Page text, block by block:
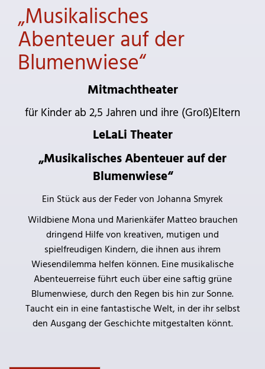
„Musikalisches
Abenteuer auf der
Blumenwiese“
Mitmachtheater
für Kinder ab 2,5 Jahren und ihre (Groß)Eltern
LeLaLi Theater
„Musikalisches Abenteuer auf der
Blumenwiese“
Ein Stück aus der Feder von Johanna Smyrek
Wildbiene Mona und Marienkäfer Matteo brauchen
dringend Hilfe von kreativen, mutigen und
spielfreudigen Kindern, die ihnen aus ihrem
Wiesendilemma helfen können. Eine musikalische
Abenteuerreise führt euch über eine saftig grüne
Blumenwiese, durch den Regen bis hin zur Sonne.
Taucht ein in eine fantastische Welt, in der ihr selbst
den Ausgang der Geschichte mitgestalten könnt.